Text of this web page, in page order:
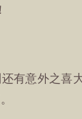
有意外之喜